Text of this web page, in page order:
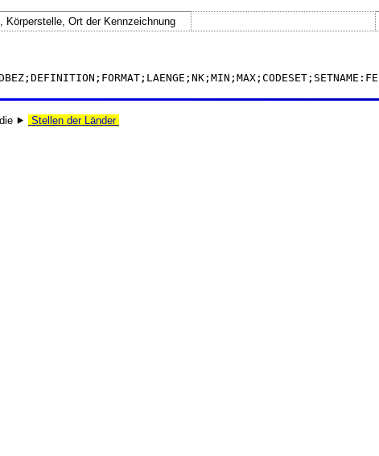
Körperstelle, Ort der Kennzeichnung
⯈
Stellen der Länder